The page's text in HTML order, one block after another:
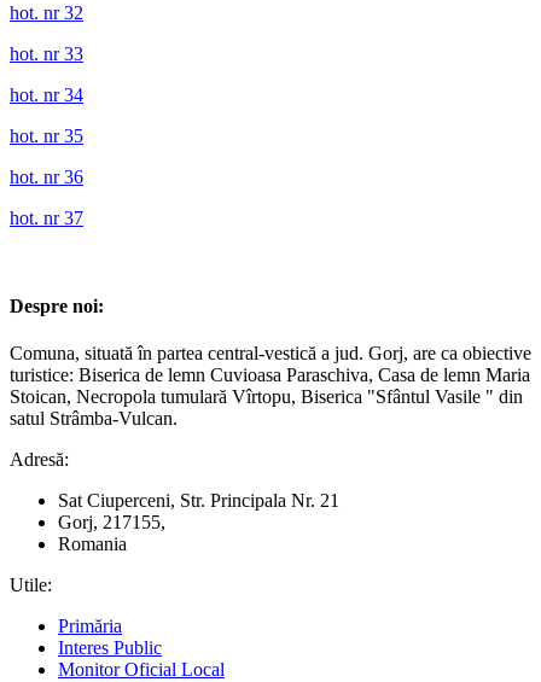
hot. nr 32
hot. nr 33
hot. nr 34
hot. nr 35
hot. nr 36
hot. nr 37
Despre noi:
Comuna, situată în partea central-vestică a jud. Gorj, are ca obiective
turistice: Biserica de lemn Cuvioasa Paraschiva, Casa de lemn Maria
Stoican, Necropola tumulară Vîrtopu, Biserica "Sfântul Vasile " din
satul Strâmba-Vulcan.
Adresă:
Sat Ciuperceni, Str. Principala Nr. 21
Gorj, 217155,
Romania
Utile:
Primăria
Interes Public
Monitor Oficial Local